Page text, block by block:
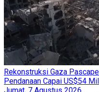
Rekonstruksi Gaza
Pendanaan Capai US$54
Jumat, 7 Agustus 2026